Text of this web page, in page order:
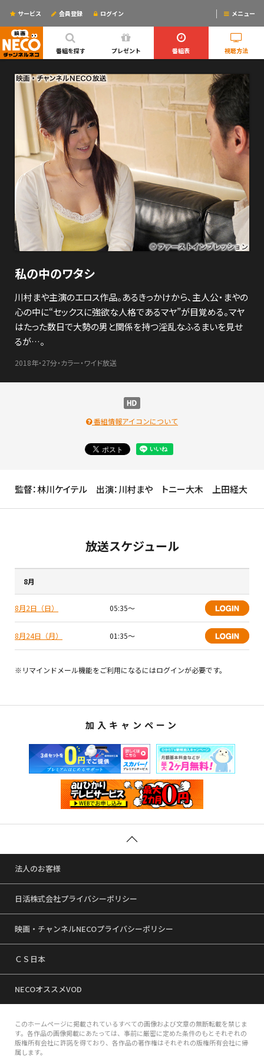
番組を探す プレゼント 番組表 視聴方法
サービス 会員登録 ログイン メニュー
ログインするとリマインドメールが使えるYO!
私の中のワタシ
川村まや主演のエロス作品。あるきっかけから、主人公・まやの
心の中に“セックスに強欲な人格であるマヤ”が目覚める。マヤ
はたった数日で大勢の男と関係を持つ淫乱なふるまいを見せ
るが…。
2018年・27分・カラー・ワイド放送
番組情報アイコンについて
監督：林川ケイテル 出演：川村まや トニー大木 上田経大
放送スケジュール
8月
8月2日（日） 05:35〜
8月24日（月） 01:35〜
※リマインドメール機能をご利用になるにはログインが必要です。
加入キャンペーン
法人のお客様
日活株式会社プライバシーポリシー
映画・チャンネルNECOプライバシーポリシー
ＣＳ日本
NECOオススメVOD
このホームページに掲載されているすべての画像および文章の無断転載を禁じま
す。各作品の画像掲載にあたっては、事前に厳密に定めた条件のもとそれぞれの
版権所有会社に許諾を得ており、各作品の著作権はそれぞれの版権所有会社に帰
属します。